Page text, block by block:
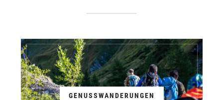
GENUSSWANDERUNGEN